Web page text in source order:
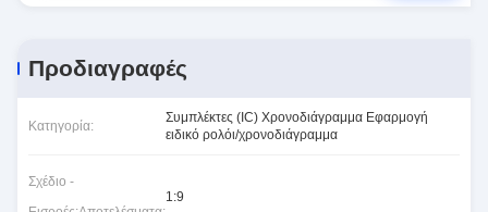
Προδιαγραφές
Κατηγορία:
Συμπλέκτες (IC) Χρονοδιάγραμμα Εφαρμογή
ειδικό ρολόι/χρονοδιάγραμμα
Σχέδιο -
1:9